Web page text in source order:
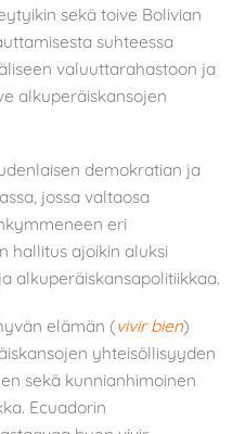
sekä toive Bolivian
suhteessa
valuuttarahastoon ja
alkuperäiskansojen
demokratian ja
jossa valtaosa
eri
hallitus ajoikin aluksi
alkuperäiskansapolitiikkaa.
elämän (vivir bien)
yhteisöllisyyden
sekä kunnianhimoinen
Ecuadorin